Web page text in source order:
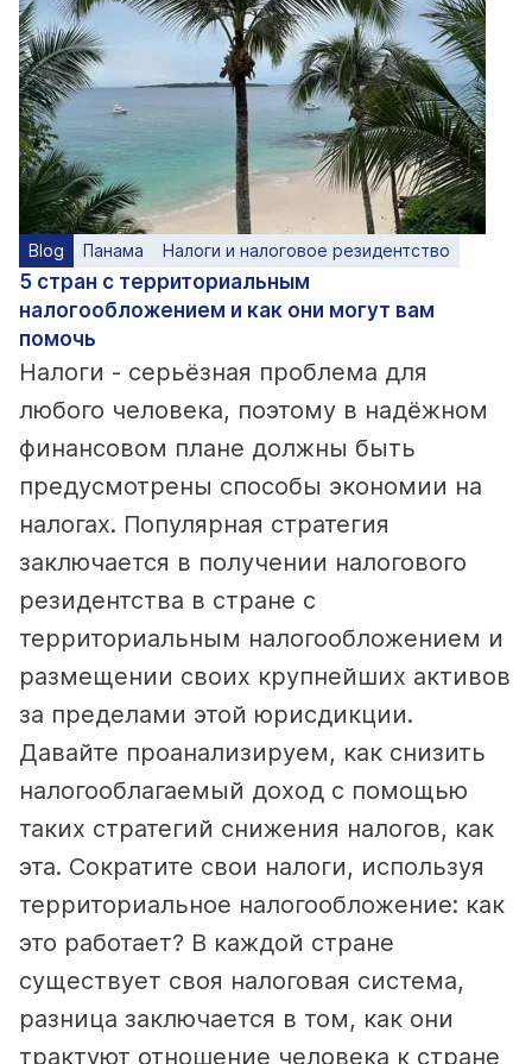
Blog Панама Налоги и налоговое резидентство
5 стран с территориальным
налогообложением и как они могут вам
помочь
Налоги - серьёзная проблема для
любого человека, поэтому в надёжном
финансовом плане должны быть
предусмотрены способы экономии на
налогах. Популярная стратегия
заключается в получении налогового
резидентства в стране с
территориальным налогообложением и
размещении своих крупнейших активов
за пределами этой юрисдикции.
Давайте проанализируем, как снизить
налогооблагаемый доход с помощью
таких стратегий снижения налогов, как
эта. Сократите свои налоги, используя
территориальное налогообложение: как
это работает? В каждой стране
существует своя налоговая система,
разница заключается в том, как они
трактуют отношение человека к стране